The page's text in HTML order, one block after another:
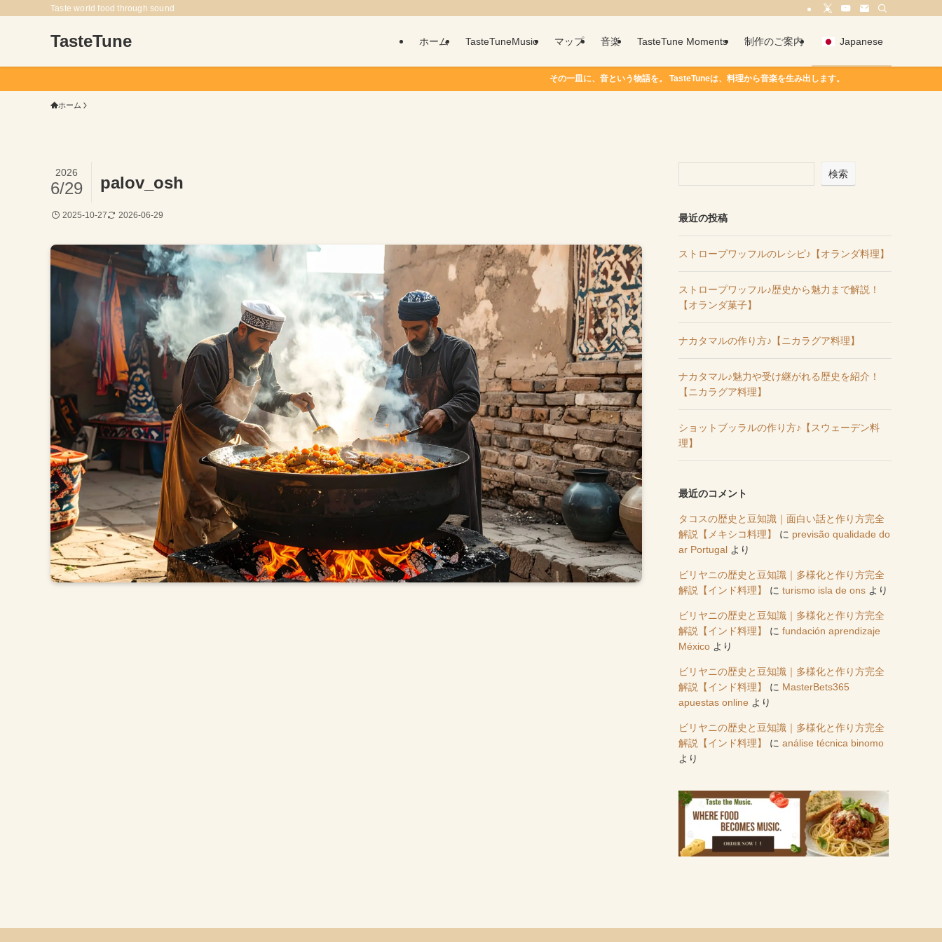
Taste world food through sound
TasteTune ホーム TasteTuneMusic マップ 音楽 TasteTune Moments 制作のご案内 Japanese
その一皿に、音という物語を。 TasteTuneは、料理から音楽を生み出します。
ホーム
palov_osh
2026
6/29
2025-10-27 2026-06-29
検索
最近の投稿
ストロープワッフルのレシピ♪【オランダ料理】
ストロープワッフル♪歴史から魅力まで解説！
【オランダ菓子】
ナカタマルの作り方♪【ニカラグア料理】
ナカタマル♪魅力や受け継がれる歴史を紹介！
【ニカラグア料理】
ショットブッラルの作り方♪【スウェーデン料
理】
最近のコメント
タコスの歴史と豆知識｜面白い話と作り方完全
解説【メキシコ料理】
に previsão qualidade do
ar Portugal より
ビリヤニの歴史と豆知識｜多様化と作り方完全
解説【インド料理】
に turismo isla de ons より
ビリヤニの歴史と豆知識｜多様化と作り方完全
解説【インド料理】
に fundación aprendizaje
México より
ビリヤニの歴史と豆知識｜多様化と作り方完全
解説【インド料理】
に MasterBets365
apuestas online より
ビリヤニの歴史と豆知識｜多様化と作り方完全
解説【インド料理】
に análise técnica binomo
より